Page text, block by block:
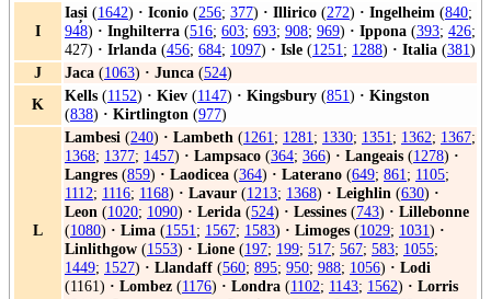
I
Iași (1642) · Iconio (256; 377) · Illirico (272) · Ingelheim (840;
948) · Inghilterra (516; 603; 693; 908; 969) · Ippona (393; 426;
427) · Irlanda (456; 684; 1097) · Isle (1251; 1288) · Italia (381)
J
Jaca (1063) · Junca (524)
K
Kells (1152) · Kiev (1147) · Kingsbury (851) · Kingston
(838) · Kirtlington (977)
L
Lambesi (240) · Lambeth (1261; 1281; 1330; 1351; 1362; 1367;
1368; 1377; 1457) · Lampsaco (364; 366) · Langeais (1278) ·
Langres (859) · Laodicea (364) · Laterano (649; 861; 1105;
1112; 1116; 1168) · Lavaur (1213; 1368) · Leighlin (630) ·
Leon (1020; 1090) · Lerida (524) · Lessines (743) · Lillebonne
(1080) · Lima (1551; 1567; 1583) · Limoges (1029; 1031) ·
Linlithgow (1553) · Lione (197; 199; 517; 567; 583; 1055;
1449; 1527) · Llandaff (560; 895; 950; 988; 1056) · Lodi
(1161) · Lombez (1176) · Londra (1102; 1143; 1562) · Lorris